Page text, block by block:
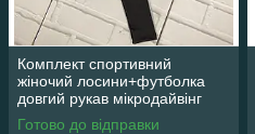
Комплект спортивний
жіночий лосини+футболка
довгий рукав мікродайвінг
Готово до відправки